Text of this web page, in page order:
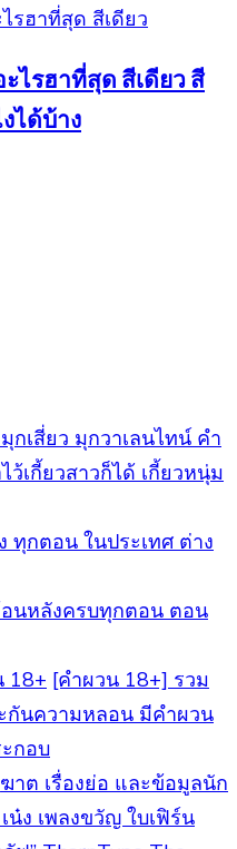
ไรฮาที่สุด สีเดียว สี
ได้บ้าง
กเสี่ยว มุกวาเลนไทน์ คำ
ว้เกี้ยวสาวก็ได้ เกี้ยวหนุ่ม
นหลังครบทุกตอน ตอน
[คําผวน 18+] รวม
ะกันความหลอน มีคำผวน
กอบ
าต เรื่องย่อ และข้อมูลนัก
ง เพลงขวัญ ใบเฟิร์น